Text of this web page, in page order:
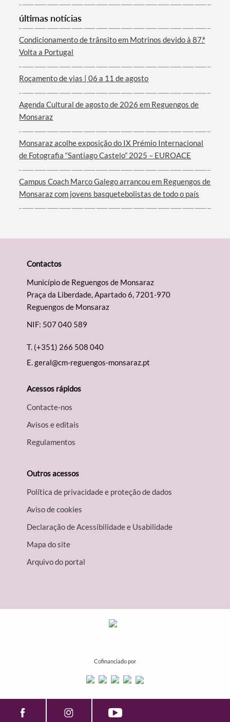
Categorias gerais
Filtros
últimas notícias
Condicionamento de trânsito em Motrinos devido à 87.ª
Volta a Portugal
Roçamento de vias | 06 a 11 de agosto
Agenda Cultural de agosto de 2026 em Reguengos de
Monsaraz
Monsaraz acolhe exposição do IX Prémio Internacional
de Fotografia “Santiago Castelo” 2025 – EUROACE
Campus Coach Marco Galego arrancou em Reguengos de
Monsaraz com jovens basquetebolistas de todo o país
Contactos
Município de Reguengos de Monsaraz
Praça da Liberdade, Apartado 6, 7201-970
Reguengos de Monsaraz
NIF: 507 040 589
T. (+351) 266 508 040
E.geral@cm-reguengos-monsaraz.pt
Acessos rápidos
Contacte-nos
Avisos e editais
Regulamentos
Outros acessos
Política de privacidade e proteção de dados
Aviso de cookies
Declaração de Acessibilidade e Usabilidade
Mapa do site
Arquivo do portal
Cofinanciado por